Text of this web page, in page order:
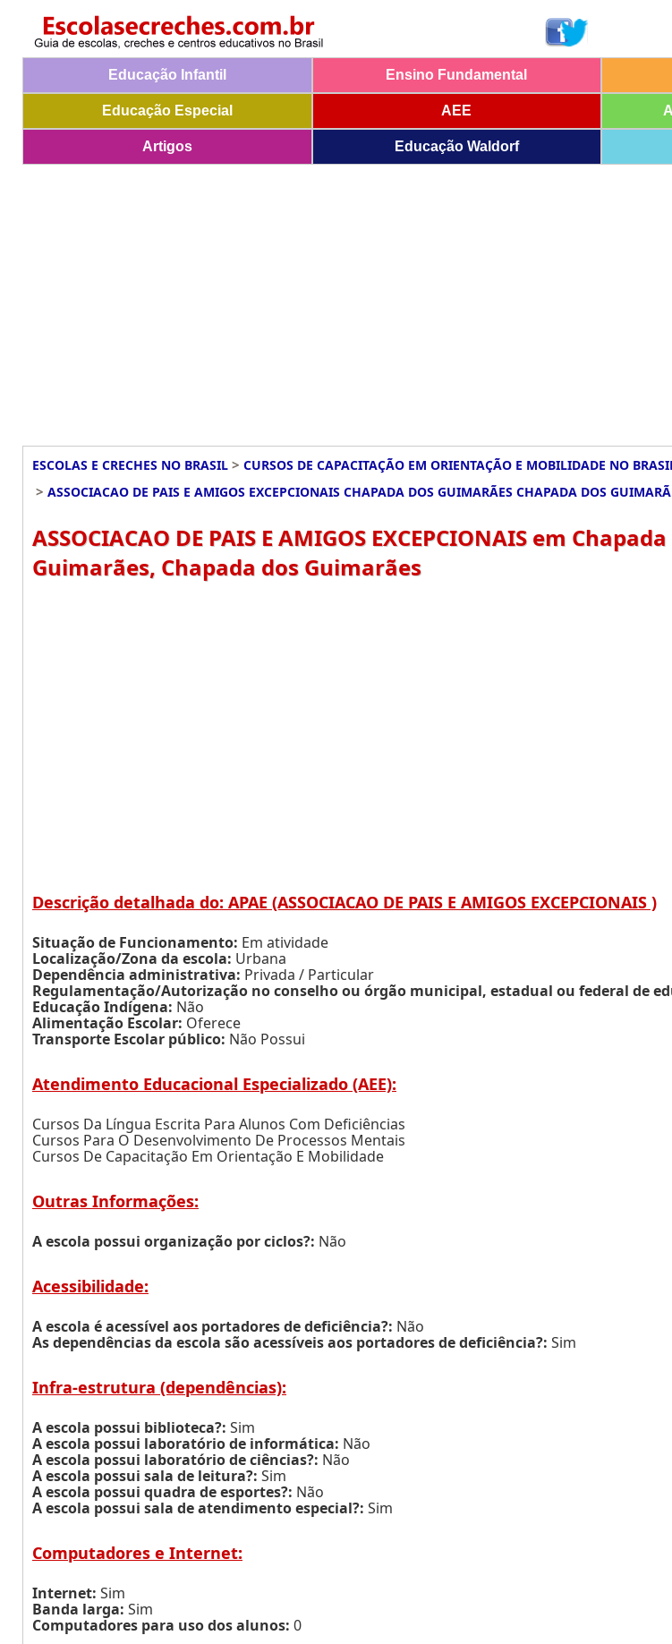
Educação Infantil Ensino Fundamental
Educação Especial AEE
Artigos Educação Waldorf
ESCOLAS E CRECHES NO BRASIL > CURSOS DE CAPACITAÇÃO EM ORIENTAÇÃO E MOBILIDADE NO
> ASSOCIACAO DE PAIS E AMIGOS EXCEPCIONAIS CHAPADA DOS GUIMARÃES CHAPADA DOS
ASSOCIACAO DE PAIS E AMIGOS EXCEPCIONAIS em
Guimarães, Chapada dos Guimarães
Descrição detalhada do: APAE (ASSOCIACAO DE PAIS E AMIGOS EXCEPCIONAIS )
Situação de Funcionamento: Em atividade
Localização/Zona da escola: Urbana
Dependência administrativa: Privada / Particular
Regulamentação/Autorização no conselho ou órgão municipal, estadual ou federal de
Educação Indígena: Não
Alimentação Escolar: Oferece
Transporte Escolar público: Não Possui
Atendimento Educacional Especializado (AEE):
Cursos Da Língua Escrita Para Alunos Com Deficiências
Cursos Para O Desenvolvimento De Processos Mentais
Cursos De Capacitação Em Orientação E Mobilidade
Outras Informações:
A escola possui organização por ciclos?: Não
Acessibilidade:
A escola é acessível aos portadores de deficiência?: Não
As dependências da escola são acessíveis aos portadores de deficiência?: Sim
Infra-estrutura (dependências):
A escola possui biblioteca?: Sim
A escola possui laboratório de informática: Não
A escola possui laboratório de ciências?: Não
A escola possui sala de leitura?: Sim
A escola possui quadra de esportes?: Não
A escola possui sala de atendimento especial?: Sim
Computadores e Internet:
Internet: Sim
Banda larga: Sim
Computadores para uso dos alunos: 0